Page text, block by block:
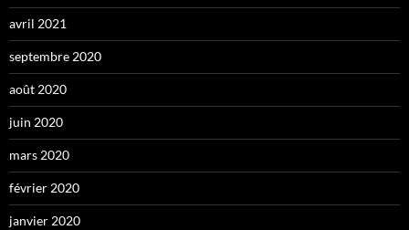
avril 2021
septembre 2020
août 2020
juin 2020
mars 2020
février 2020
janvier 2020